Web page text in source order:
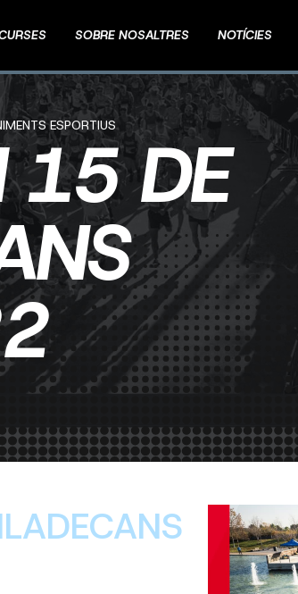
SOBRE NOSALTRES NOTÍCIES
ESPORTIUS
15 DE